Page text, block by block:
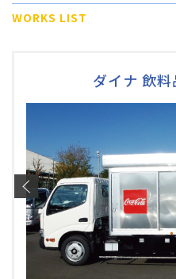
WORKS LIST
ダイナ 飲